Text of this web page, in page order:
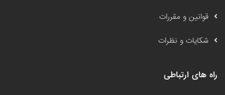
قوانین و مقررات
شکایات و نظرات
راه های ارتباطی